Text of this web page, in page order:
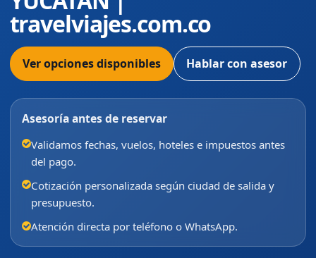
travelviajes.com.co
Ver opciones disponibles Hablar con asesor
Asesoría antes de reservar
Validamos fechas, vuelos, hoteles e impuestos antes
del pago.
Cotización personalizada según ciudad de salida y
presupuesto.
Atención directa por teléfono o WhatsApp.